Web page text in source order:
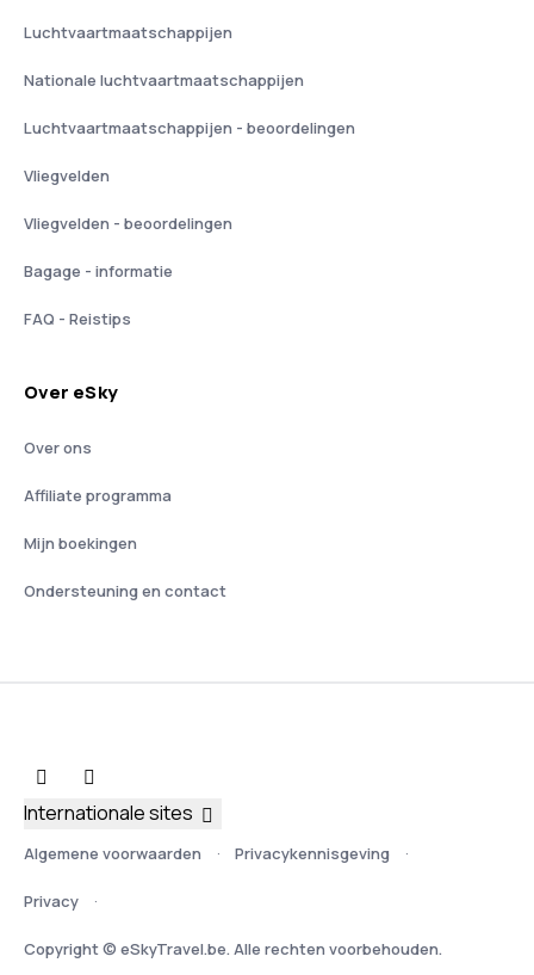
Luchtvaartmaatschappijen
Nationale luchtvaartmaatschappijen
Luchtvaartmaatschappijen - beoordelingen
Vliegvelden
Vliegvelden - beoordelingen
Bagage - informatie
FAQ - Reistips
Over eSky
Over ons
Affiliate programma
Mijn boekingen
Ondersteuning en contact
Algemene voorwaarden Privacykennisgeving
Privacy
Copyright © eSkyTravel.be. Alle rechten voorbehouden.
Internationale sites